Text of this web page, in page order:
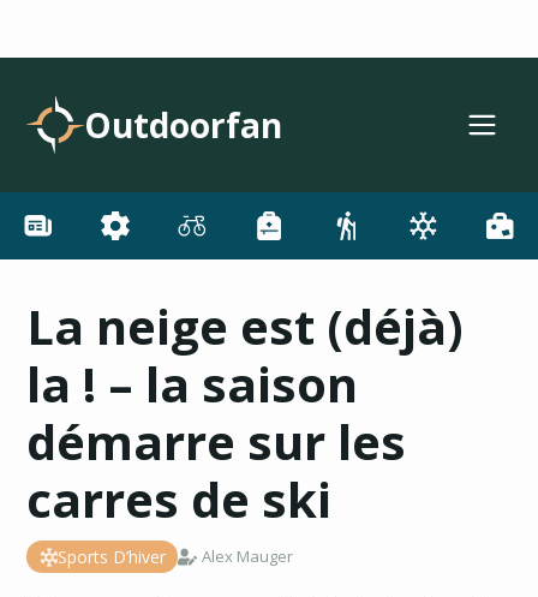
Outdoorfan
La neige est (déjà)
la ! – la saison
démarre sur les
carres de ski
Sports D’hiver Alex Mauger